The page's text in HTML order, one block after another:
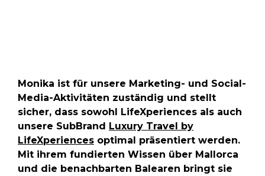
Monika ist für unsere Marketing- und Social-
Media-Aktivitäten zuständig und stellt
sicher, dass sowohl LifeXperiences als auch
unsere SubBrand Luxury Travel by
LifeXperiences optimal präsentiert werden.
Mit ihrem fundierten Wissen über Mallorca
und die benachbarten Balearen bringt sie